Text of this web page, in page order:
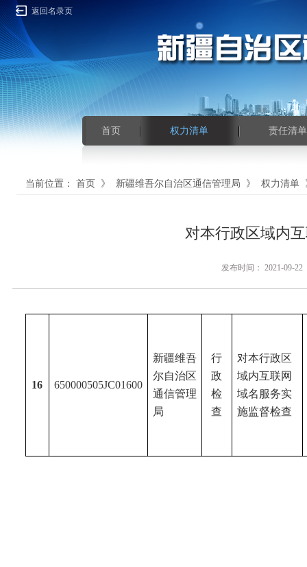
返回名录页
首页 权力清单 责任清单
当前位置： 首页 》 新疆维吾尔自治区通信管理局 》 权力清单
对本行政区域内
发布时间： 2021-09-
16 650000505JC01600
新疆维吾
尔自治区
通信管理
局
行
政
检
查
对本行政区
域内互联网
域名服务实
施监督检查